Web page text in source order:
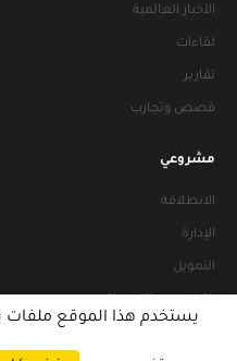
الأخبار العالمية
لقاءات
تقارير
قصص وتجارب
مشروعي
الانطلاقة
الإدارة
التمويل
يستخدم هذا الموقع ملفات